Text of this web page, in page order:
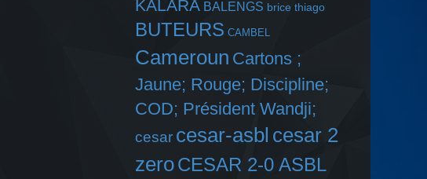
KALARA BALENGS brice thiago
BUTEURS CAMBEL
Cameroun Cartons ;
Jaune; Rouge; Discipline;
COD; Président Wandji;
cesar cesar-asbl cesar 2
zeroCESAR 2-0 ASBL